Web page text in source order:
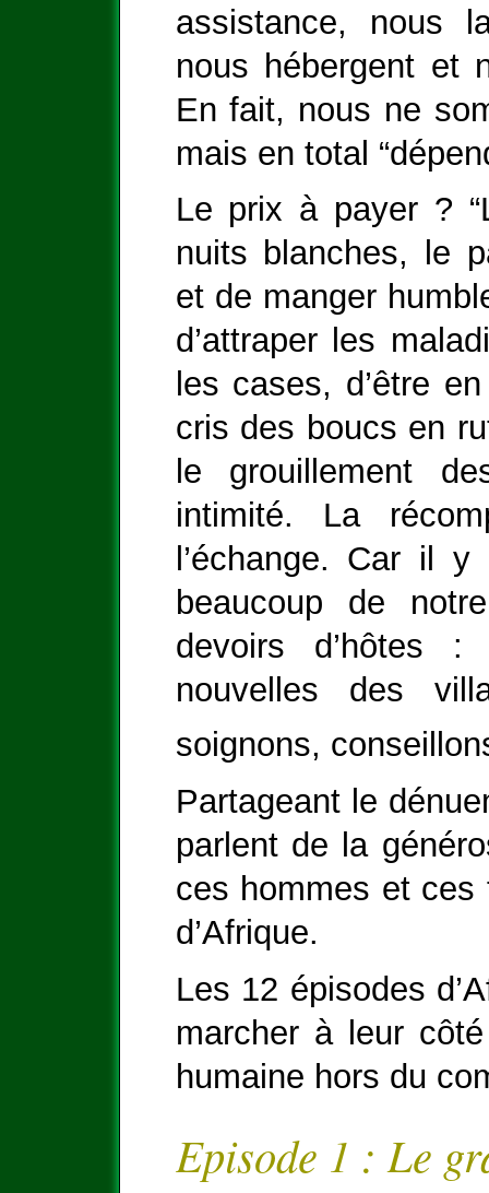
assistance, nous
nous hébergent et
En fait, nous ne
mais en total
Le prix à payer ?
nuits blanches, le
et de manger
d’attraper les
les cases, d’être
cris des boucs en
le grouillement
intimité. La
l’échange. Car il
beaucoup de
devoirs d’hôtes :
nouvelles des
soignons,
Partageant le
parlent de la
ces hommes et ces
d’Afrique.
Les 12 épisodes
marcher à leur
humaine hors du
Episode 1 : Le